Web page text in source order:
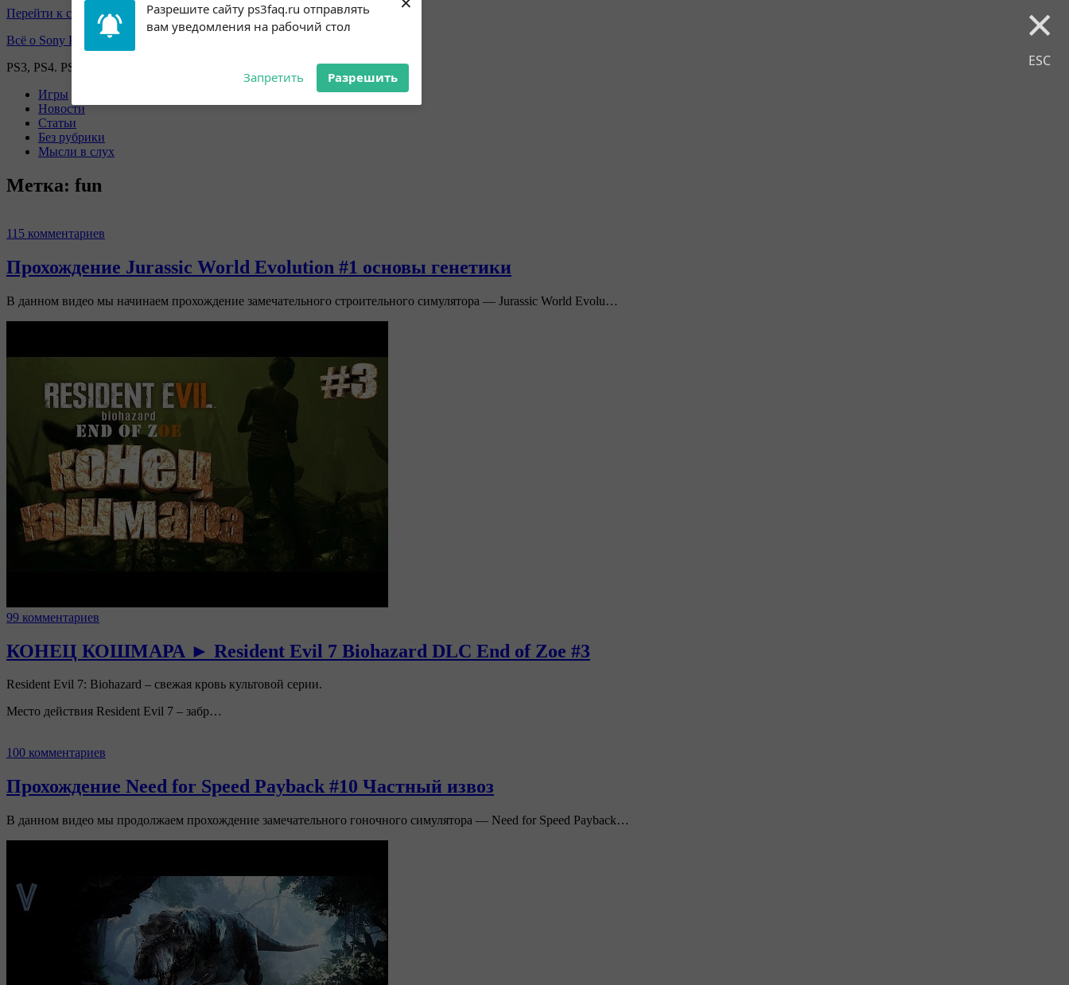
Разрешите сайту ps3faq.ru отправлять
вам уведомления на рабочий стол
Запретить Разрешить
× ×
ESC
Subscribe to our
notifications!
Перейти к содержимому
Всё о Sony Playstation
PS3, PS4. PS5, PS games
Игры
Новости
Статьи
Без рубрики
Мысли в слух
Метка: fun
115 комментариев
Прохождение Jurassic World Evolution #1 основы генетики
В данном видео мы начинаем прохождение замечательного строительного симулятора — Jurassic World Evolu…
99 комментариев
КОНЕЦ КОШМАРА ► Resident Evil 7 Biohazard DLC End of Zoe #3
Resident Evil 7: Biohazard – свежая кровь культовой серии.
Место действия Resident Evil 7 – забр…
100 комментариев
Прохождение Need for Speed Payback #10 Частный извоз
В данном видео мы продолжаем прохождение замечательного гоночного симулятора — Need for Speed Payback…